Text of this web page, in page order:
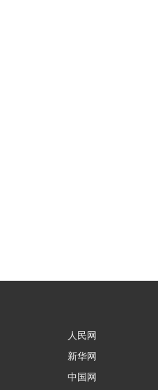
人民网
新华网
中国网